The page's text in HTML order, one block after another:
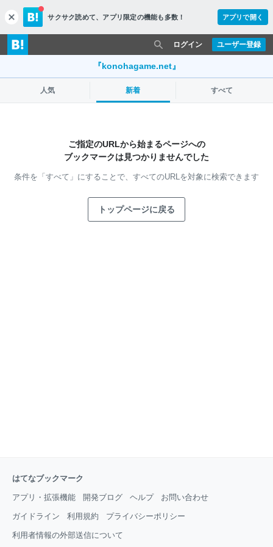
c
l
o
s
サクサク読めて、 アプリ限定の機能も多数！ アプリで開く
ユーザー登録
ログイン
『konohagame.net』
人気 新着 すべて
ご指定のURLから始まるページへの
ブックマークは見つかりませんでした
条件を「すべて」にすることで、 すべてのURLを対象に検索できます
トップページに戻る
はてなブックマーク
アプリ・拡張機能 開発ブログ ヘルプ お問い合わせ
ガイドライン 利用規約 プライバシーポリシー
利用者情報の外部送信について